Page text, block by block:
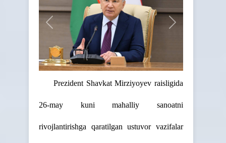
Предыдущий Следующий
Prezident Shavkat Mirziyoyev raisligida
26-may kuni mahalliy sanoatni
rivojlantirishga qaratilgan ustuvor vazifalar